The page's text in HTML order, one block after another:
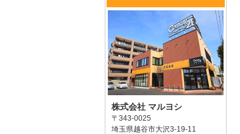
株式会社 マルヨシ
〒343-0025
埼玉県越谷市大沢3-19-11